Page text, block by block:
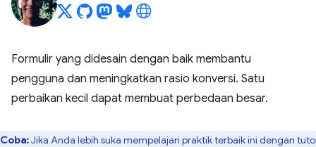
Formulir yang didesain dengan baik membantu
pengguna dan meningkatkan rasio konversi. Satu
perbaikan kecil dapat membuat perbedaan besar.
Coba:Jika Anda lebih suka mempelajari praktik terbaik ini dengan